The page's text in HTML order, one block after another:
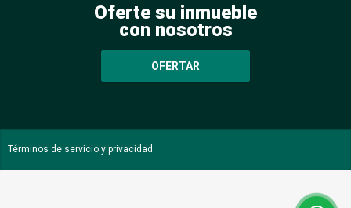
Oferte su inmueble
con nosotros
OFERTAR
Términos de servicio y privacidad